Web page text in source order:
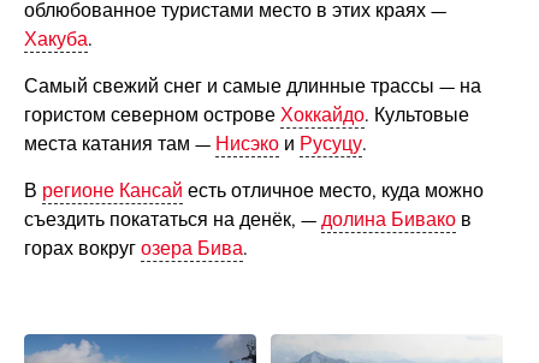
облюбованное туристами место в этих краях —
Хакуба.
Самый свежий снег и самые длинные трассы — на
гористом северном острове Хоккайдо. Культовые
места катания там — Нисэкои Русуцу.
В регионе Кансай есть отличное место, куда можно
съездить покататься на денёк, — долина Биваков
горах вокруг озера Бива.